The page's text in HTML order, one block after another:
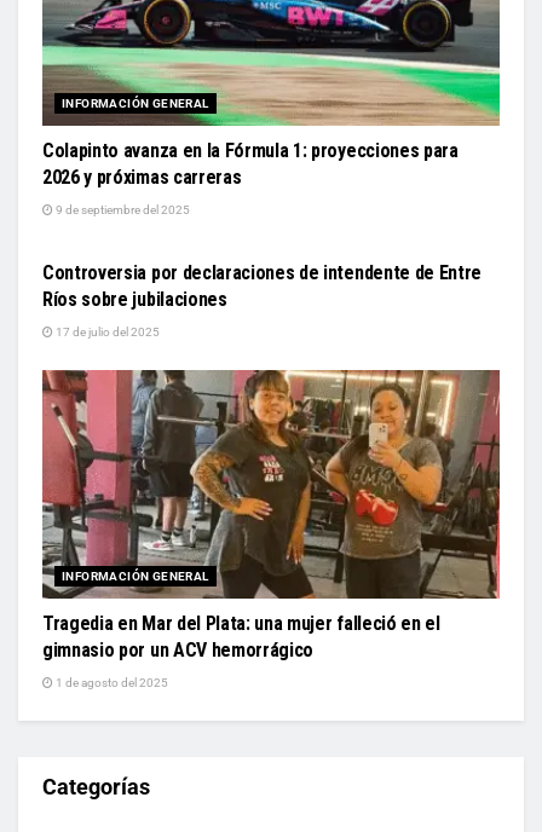
INFORMACIÓN GENERAL
Colapinto avanza en la Fórmula 1: proyecciones para
2026 y próximas carreras
9 de septiembre del 2025
Controversia por declaraciones de intendente de Entre
Ríos sobre jubilaciones
17 de julio del 2025
INFORMACIÓN GENERAL
Tragedia en Mar del Plata: una mujer falleció en el
gimnasio por un ACV hemorrágico
1 de agosto del 2025
Categorías